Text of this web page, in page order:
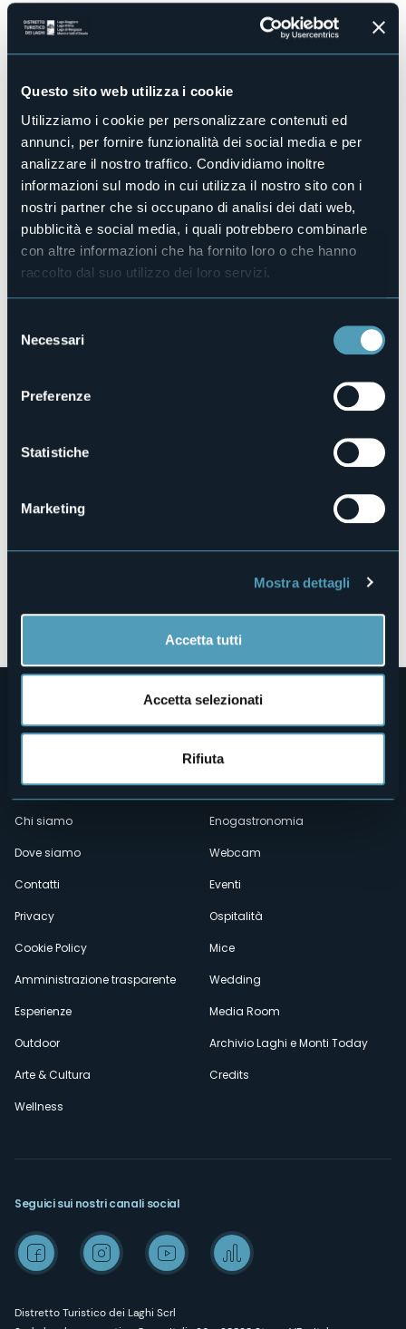
Questo sito web utilizza i cookie
Utilizziamo i cookie per personalizzare contenuti ed
annunci, per fornire funzionalità dei social media e per
analizzare il nostro traffico. Condividiamo inoltre
informazioni sul modo in cui utilizza il nostro sito con i
nostri partner che si occupano di analisi dei dati web,
pubblicità e social media, i quali potrebbero combinarle
con altre informazioni che ha fornito loro o che hanno
raccolto dal suo utilizzo dei loro servizi.
delNecessari
Preferenze
Statistiche
Marketing
Mostra dettagli
Accetta tutti
Accetta selezionati
Rifiuta
No
Piscina
Animali ammessi
No
Appartamenti
Posti letto
6
E-mail
laristresa@gmail.com
Telefono
103064-CIM-00007
Via Principe Tomaso, 80
Apri mappa
Menù
secondario
Chi siamo
Dove siamo
Contatti
Privacy
Cookie Policy
Amministrazione trasparente
Esperienze
Outdoor
Arte & Cultura
Wellness
Enogastronomia
Webcam
Eventi
Ospitalità
Mice
Wedding
Media Room
Archivio Laghi e Monti Today
Credits
Distretto Turistico dei Laghi Scrl
Seguici sui nostri canali social